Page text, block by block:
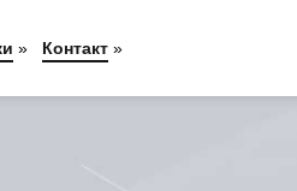
» Контакт »